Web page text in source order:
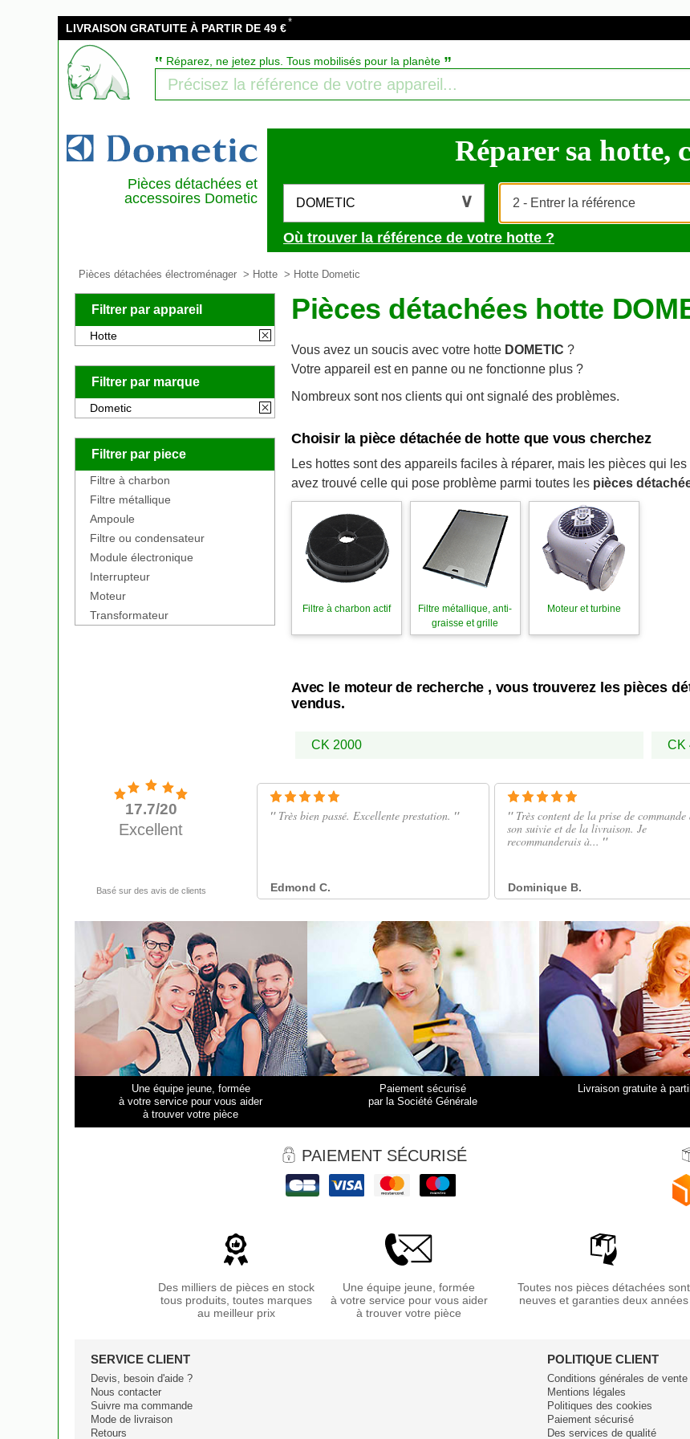
LIVRAISON GRATUITE À PARTIR DE 49 €*
‟ Réparez, ne jetez plus. Tous mobilisés pour la planète ”
Pièces détachées et
accessoires Dometic
Réparer sa hotte,
DOMETIC
Où trouver la référence de votre hotte ?
Pièces détachées électroménager > Hotte > Hotte Dometic
Filtrer par appareil
Hotte
Filtrer par marque
Dometic
Filtrer par piece
Filtre à charbon
Filtre métallique
Ampoule
Filtre ou condensateur
Module électronique
Interrupteur
Moteur
Transformateur
Pièces détachées hotte
Vous avez un soucis avec votre hotte DOMETIC ?
Votre appareil est en panne ou ne fonctionne plus ?
Nombreux sont nos clients qui ont signalé des problèmes.
Choisir la pièce détachée de hotte que vous cherchez
Les hottes sont des appareils faciles à réparer, mais les pièces qui
avez trouvé celle qui pose problème parmi toutes les pièces
Filtre à charbon actif
Filtre métallique, anti-
graisse et grille
Moteur et turbine
Avec le moteur de recherche , vous trouverez les pièces
vendus.
CK 2000 CK
Une équipe jeune, formée
à votre service pour vous aider
à trouver votre pièce
Paiement sécurisé
par la Société Générale
Livraison gratuite à
PAIEMENT SÉCURISÉ
Des milliers de pièces en stock
tous produits, toutes marques
au meilleur prix
Une équipe jeune, formée
à votre service pour vous aider
à trouver votre pièce
Toutes nos pièces détachées sont
neuves et garanties deux années
SERVICE CLIENT
Devis, besoin d'aide ?
Nous contacter
Suivre ma commande
Mode de livraison
Retours
POLITIQUE CLIENT
Conditions générales de vente
Mentions légales
Politiques des cookies
Paiement sécurisé
Des services de qualité